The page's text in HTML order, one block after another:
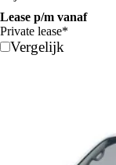
Lease p/m vanaf
Private lease*
Vergelijk